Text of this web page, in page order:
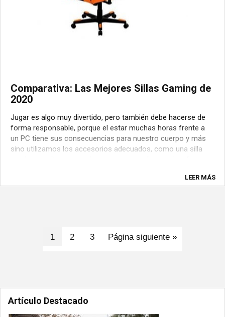
Comparativa: Las Mejores Sillas Gaming de
2020
Jugar es algo muy divertido, pero también debe hacerse de
forma responsable, porque el estar muchas horas frente a
un PC tiene sus consecuencias para nuestro cuerpo y más
sino utilizamos los accesorios adecuados, como una silla
LEER MÁS
1 2 3 Página siguiente »
Artículo Destacado